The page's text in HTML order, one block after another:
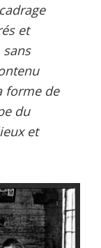
et
forme de
du
et